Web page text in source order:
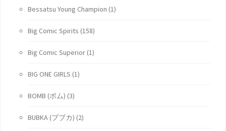
Bessatsu Young Champion (1)
Big Comic Spirits (158)
Big Comic Superior (1)
BIG ONE GIRLS (1)
BOMB (ボム) (3)
BUBKA (ブブカ) (2)